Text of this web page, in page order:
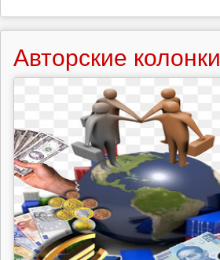
Авторские колонки